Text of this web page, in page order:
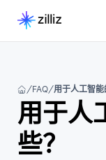
FAQ 用于人工智能
用于人
些？